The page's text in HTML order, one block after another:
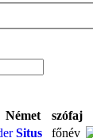
Német szófaj
Situs főnév